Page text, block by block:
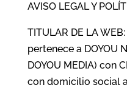
AVISO LEGAL Y
TITULAR DE LA
pertenece a DOYOU
DOYOU MEDIA) con
con domicilio social